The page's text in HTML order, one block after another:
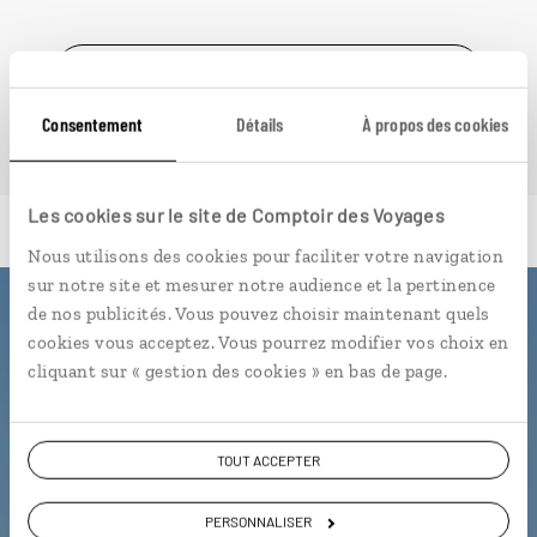
Consentement Détails À propos des cookies
Les cookies sur le site de Comptoir des Voyages
Nous utilisons des cookies pour faciliter votre navigation
sur notre site et mesurer notre audience et la pertinence
de nos publicités. Vous pouvez choisir maintenant quels
cookies vous acceptez. Vous pourrez modifier vos choix en
cliquant sur « gestion des cookies » en bas de page.
TOUT ACCEPTER
PERSONNALISER
Luciole,
l'appli qui vous guide au Cap Vert
L’itinéraire vers votresobradoen 1
clic
Notre sélection de marchés et